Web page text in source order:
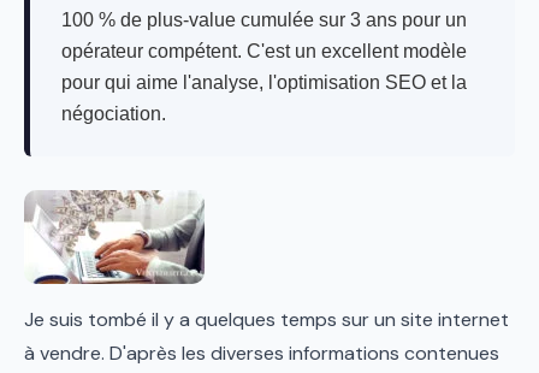
100 % de plus-value cumulée sur 3 ans pour un
opérateur compétent. C'est un excellent modèle
pour qui aime l'analyse, l'optimisation SEO et la
négociation.
Je suis tombé il y a quelques temps sur un site internet
à vendre. D'après les diverses informations contenues